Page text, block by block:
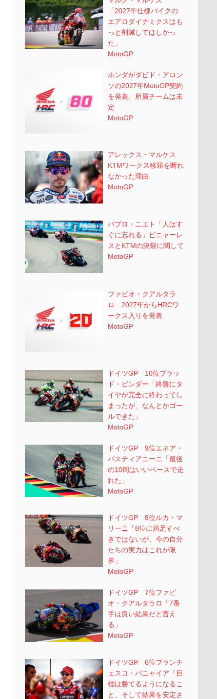
「2027年仕様バイクの
エアロダイナミクスはも
っと削減してほしかっ
た」
MotoGP
ホンダがダビド・アロン
ソの2027年MotoGP契約
を発表、所属チームは未
定
MotoGP
アレックス・マルケス
KTMワークス移籍を断れ
なかった理由
MotoGP
パブロ・ニエト「人はす
ぐに忘れる」ビニャーレ
スとKTMの決裂に関して
MotoGP
ファビオ・クアルタラ
ロ 2027年からHRCワ
ークス入りを発表
MotoGP
ドイツGP 10位ブラッ
ド・ビンダー「終盤にタ
イヤが完全に終わってし
まったが、なんとかゴー
ルできた」
MotoGP
ドイツGP 9位エネア・
バスティアニーニ「最後
の10周はいいペースで走
れた」
MotoGP
ドイツGP 8位ルカ・マ
リーニ「8位に満足すべ
きではないが、今の自分
たちの実力はこれが限
界」
MotoGP
ドイツGP 7位ファビ
オ・クアルタラロ「7番
手は良い結果だと言え
る」
MotoGP
ドイツGP 6位フランチ
ェスコ・バニャイア「目
標は勝てるようになるこ
と、そして結果を安定さ